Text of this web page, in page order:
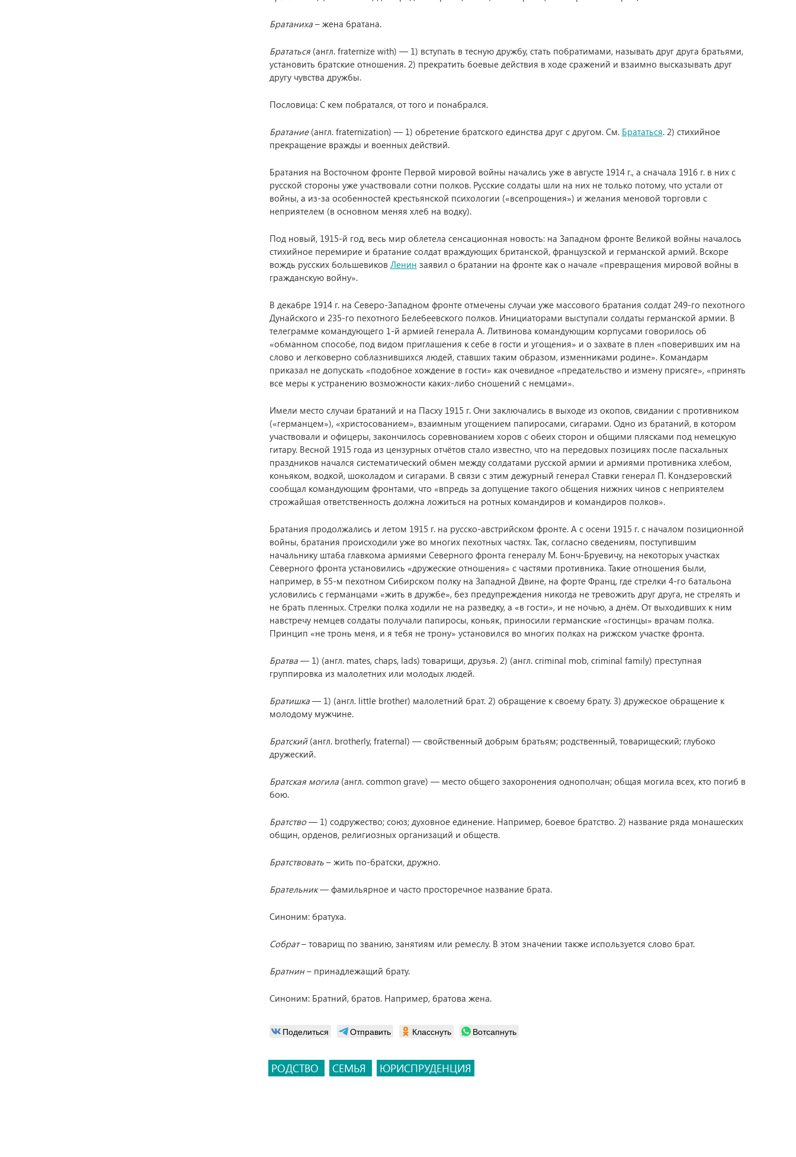
Братаниха– жена братана.
Брататься(англ. fraternize with) — 1) вступать в тесную дружбу, стать побратимами, называть друг друга братьями,
установить братские отношения. 2) прекратить боевые действия в ходе сражений и взаимно высказывать друг
другу чувства дружбы.
Пословица: С кем побратался, от того и понабрался.
Братание(англ. fraternization) — 1) обретение братского единства друг с другом. См. Брататься. 2) стихийное
прекращение вражды и военных действий.
Братания на Восточном фронте Первой мировой войны начались уже в августе 1914 г., а сначала 1916 г. в них с
русской стороны уже участвовали сотни полков. Русские солдаты шли на них не только потому, что устали от
войны, а из-за особенностей крестьянской психологии («всепрощения») и желания меновой торговли с
неприятелем (в основном меняя хлеб на водку).
Под новый, 1915-й год, весь мир облетела сенсационная новость: на Западном фронте Великой войны началось
стихийное перемирие и братание солдат враждующих британской, французской и германской армий. Вскоре
вождь русских большевиков Ленин заявил о братании на фронте как о начале «превращения мировой войны в
гражданскую войну».
В декабре 1914 г. на Северо-Западном фронте отмечены случаи уже массового братания солдат 249-го пехотного
Дунайского и 235-го пехотного Белебеевского полков. Инициаторами выступали солдаты германской армии. В
телеграмме командующего 1-й армией генерала А. Литвинова командующим корпусами говорилось об
«обманном способе, под видом приглашения к себе в гости и угощения» и о захвате в плен «поверивших им на
слово и легковерно соблазнившихся людей, ставших таким образом, изменниками родине». Командарм
приказал не допускать «подобное хождение в гости» как очевидное «предательство и измену присяге», «принять
все меры к устранению возможности каких-либо сношений с немцами».
Имели место случаи братаний и на Пасху 1915 г. Они заключались в выходе из окопов, свидании с противником
(«германцем»), «христосованием», взаимным угощением папиросами, сигарами. Одно из братаний, в котором
участвовали и офицеры, закончилось соревнованием хоров с обеих сторон и общими плясками под немецкую
гитару. Весной 1915 года из цензурных отчётов стало известно, что на передовых позициях после пасхальных
праздников начался систематический обмен между солдатами русской армии и армиями противника хлебом,
коньяком, водкой, шоколадом и сигарами. В связи с этим дежурный генерал Ставки генерал П. Кондзеровский
сообщал командующим фронтами, что «впредь за допущение такого общения нижних чинов с неприятелем
строжайшая ответственность должна ложиться на ротных командиров и командиров полков».
Братания продолжались и летом 1915 г. на русско-австрийском фронте. А с осени 1915 г. с началом позиционной
войны, братания происходили уже во многих пехотных частях. Так, согласно сведениям, поступившим
начальнику штаба главкома армиями Северного фронта генералу М. Бонч-Бруевичу, на некоторых участках
Северного фронта установились «дружеские отношения» с частями противника. Такие отношения были,
например, в 55-м пехотном Сибирском полку на Западной Двине, на форте Франц, где стрелки 4-го батальона
условились с германцами «жить в дружбе», без предупреждения никогда не тревожить друг друга, не стрелять и
не брать пленных. Стрелки полка ходили не на разведку, а «в гости», и не ночью, а днём. От выходивших к ним
навстречу немцев солдаты получали папиросы, коньяк, приносили германские «гостинцы» врачам полка.
Принцип «не тронь меня, и я тебя не трону» установился во многих полках на рижском участке фронта.
Братва— 1) (англ. mates, chaps, lads) товарищи, друзья. 2) (англ. criminal mob, criminal family) преступная
группировка из малолетних или молодых людей.
Братишка — 1) (англ. little brother) малолетний брат. 2) обращение к своему брату. 3) дружеское обращение к
молодому мужчине.
Братский(англ. brotherly, fraternal) — свойственный добрым братьям; родственный, товарищеский; глубоко
дружеский.
Братская могила(англ. common grave) — место общего захоронения однополчан; общая могила всех, кто погиб в
бою.
Братство— 1) содружество; союз; духовное единение. Например, боевое братство. 2) название ряда монашеских
общин, орденов, религиозных организаций и обществ.
Братствовать– жить по-братски, дружно.
Брательник— фамильярное и часто просторечное название брата.
Синоним: братуха.
Собрат– товарищ по званию, занятиям или ремеслу. В этом значении также используется слово брат.
Братнин– принадлежащий брату.
Синоним: Братний, братов. Например, братова жена.
Поделиться Отправить Класснуть Вотсапнуть
РОДСТВО СЕМЬЯ ЮРИСПРУДЕНЦИЯ